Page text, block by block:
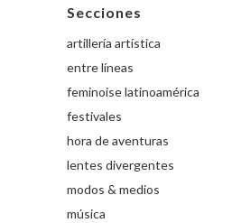
Secciones
artillería artística
entre líneas
feminoise latinoamérica
festivales
hora de aventuras
lentes divergentes
modos & medios
música